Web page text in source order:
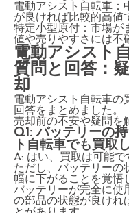
電動アシスト自転車：
が良ければ比較的高値
特定小型原付：市場が
値や売りやすさには不
電動アシスト
質問と回答：
却
電動アシスト自転車の
回答をまとめました。
売却前の不安や疑問を
Q1: バッテリーの
ト自転車でも買取
A: はい、買取は可能で
ただし、バッテリーの
幅に下がることを覚悟
バッテリーが完全に使
の部品の状態が良けれ